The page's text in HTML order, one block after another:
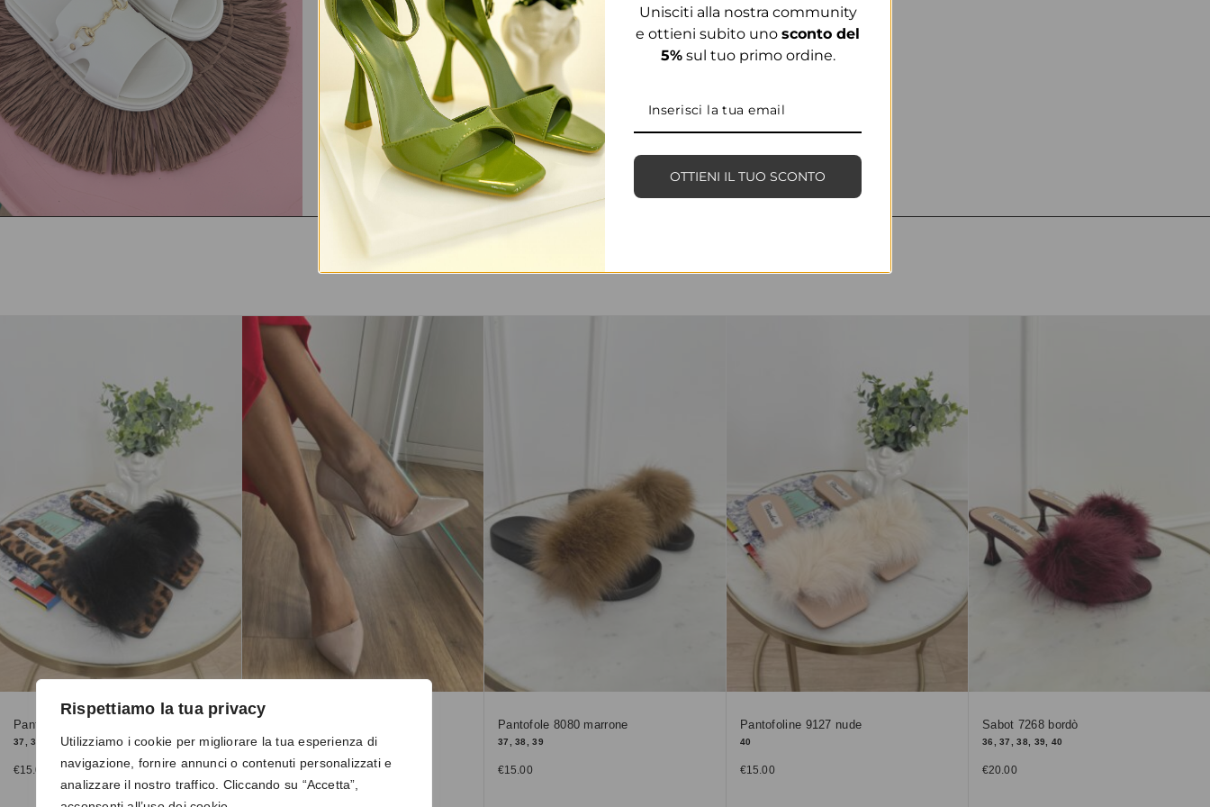
Rispettiamo la tua privacy
Utilizziamo i cookie per migliorare la tua esperienza di
navigazione, fornire annunci o contenuti personalizzati e
analizzare il nostro traffico. Cliccando su “Accetta”,
Pantofoline 9127 nere
37, 38, 39
€15.00
37, 39, 40
€25.00
Pantofole 8080 marrone
37, 38, 39
€15.00
Pantofoline 9127 nude
40
€15.00
Sabot 7268 bordò
36, 37, 38, 39, 40
€20.00
Unisciti alla nostra community
e ottieni subito uno sconto del
5%sul tuo primo ordine.
OTTIENI IL TUO SCONTO